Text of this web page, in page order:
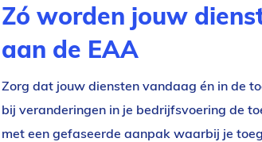
Zó worden jouw
aan de EAA
Zorg dat jouw diensten vandaag én in de
bij veranderingen in je bedrijfsvoering de
met een gefaseerde aanpak waarbij je